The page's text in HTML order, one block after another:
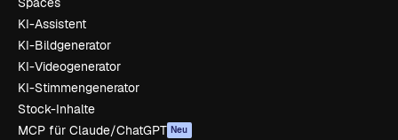
KI-Assistent
KI-Bildgenerator
KI-Videogenerator
KI-Stimmengenerator
Stock-Inhalte
MCP für Claude/ChatGPT Neu